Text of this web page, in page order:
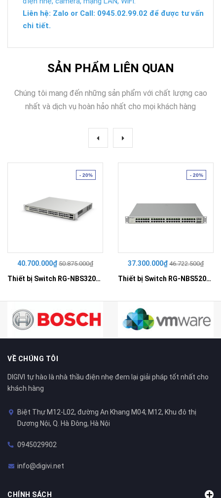
Liên hệ: Zalo or Call: 0945.02.99.02 để được tư vấn
chi tiết.
SẢN PHẨM LIÊN QUAN
Chúng tôi mang đến những sản phẩm với chất lượng cao
nhất và dịch vụ hoàn hảo nhất cho mọi khách hàng
- 20%
40.700.000₫ 50.875.000₫
Thiết bị Switch RG-NBS3200-48GT4XS-P
- 20%
37.300.000₫ 46.722.500₫
Thiết bị Switch RG-NBS5200-48GT4XS-UP
VỀ CHÚNG TÔI
DIGIVI tự hào là nhà thầu điện nhẹ đem lại giải pháp tốt nhất cho
khách hàng
Biệt Thự M12-L02, đường An Khang M04; M12, Khu đô thị
Dương Nội, Q. Hà Đông, Hà Nội
0945029902
info@digivi.net
CHÍNH SÁCH